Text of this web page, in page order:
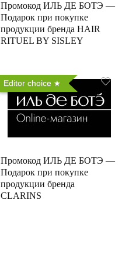
Промокод ИЛЬ ДЕ БОТЭ —
Подарок при покупке
продукции бренда HAIR
RITUEL BY SISLEY
Editor choice
Промокод ИЛЬ ДЕ БОТЭ —
Подарок при покупке
продукции бренда
CLARINS